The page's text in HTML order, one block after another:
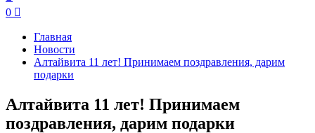
0
Главная
Новости
Алтайвита 11 лет! Принимаем поздравления, дарим
подарки
Алтайвита 11 лет! Принимаем
поздравления, дарим подарки